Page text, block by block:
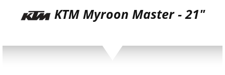
KTM Myroon Master - 21"